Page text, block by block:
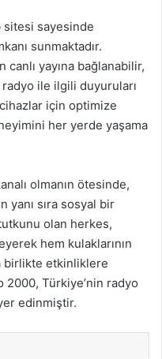
sitesi sayesinde
sunmaktadır.
yayına bağlanabilir,
radyo ile ilgili duyuruları
için optimize
her yerde yaşama
olmanın ötesinde,
sıra sosyal bir
olan herkes,
hem kulaklarının
birlikte etkinliklere
2000, Türkiye’nin radyo
edinmiştir.